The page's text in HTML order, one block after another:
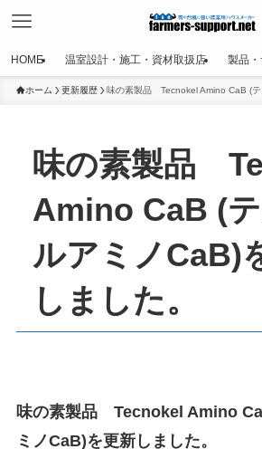
HOME 温室設計・施工・資材取扱店 製品
ホーム 更新履歴 味の素製品 Tecnokel Amino CaB (
味の素製品
Amino CaB (
ルアミノCaB)
しました。
味の素製品 Tecnokel Amino
ミノCaB)を更新しました。